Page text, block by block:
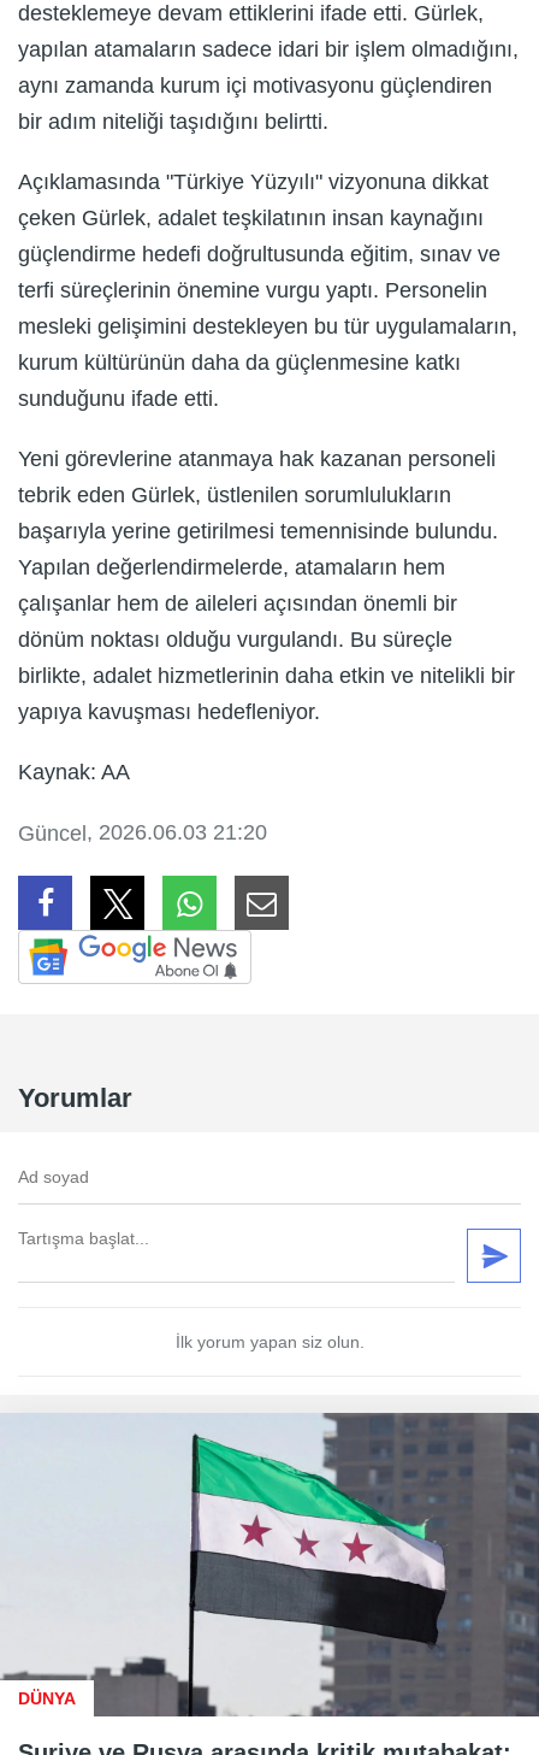
desteklemeye devam ettiklerini ifade etti. Gürlek,
yapılan atamaların sadece idari bir işlem olmadığını,
aynı zamanda kurum içi motivasyonu güçlendiren
bir adım niteliği taşıdığını belirtti.
Açıklamasında "Türkiye Yüzyılı" vizyonuna dikkat
çeken Gürlek, adalet teşkilatının insan kaynağını
güçlendirme hedefi doğrultusunda eğitim, sınav ve
terfi süreçlerinin önemine vurgu yaptı. Personelin
mesleki gelişimini destekleyen bu tür uygulamaların,
kurum kültürünün daha da güçlenmesine katkı
sunduğunu ifade etti.
Yeni görevlerine atanmaya hak kazanan personeli
tebrik eden Gürlek, üstlenilen sorumlulukların
başarıyla yerine getirilmesi temennisinde bulundu.
Yapılan değerlendirmelerde, atamaların hem
çalışanlar hem de aileleri açısından önemli bir
dönüm noktası olduğu vurgulandı. Bu süreçle
birlikte, adalet hizmetlerinin daha etkin ve nitelikli bir
yapıya kavuşması hedefleniyor.
Kaynak: AA
Güncel , 2026.06.03 21:20
Yorumlar
İlk yorum yapan siz olun.
DÜNYA